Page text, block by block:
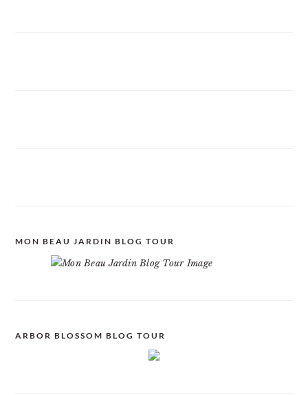
MON BEAU JARDIN BLOG TOUR
ARBOR BLOSSOM BLOG TOUR